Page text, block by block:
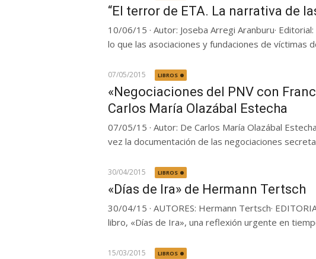
“El terror de ETA. La narrativa de
10/06/15 · Autor: Joseba Arregi Aranburu·
lo que las asociaciones y fundaciones de víctimas
07/05/2015 LIBROS
«Negociaciones del PNV con
Carlos María Olazábal Estecha
07/05/15 · Autor: De Carlos María Olazábal
vez la documentación de las negociaciones
30/04/2015 LIBROS
«Días de Ira» de Hermann Tertsch
30/04/15 · AUTORES: Hermann Tertsch·
libro, «Días de Ira», una reflexión urgente en
15/03/2015 LIBROS